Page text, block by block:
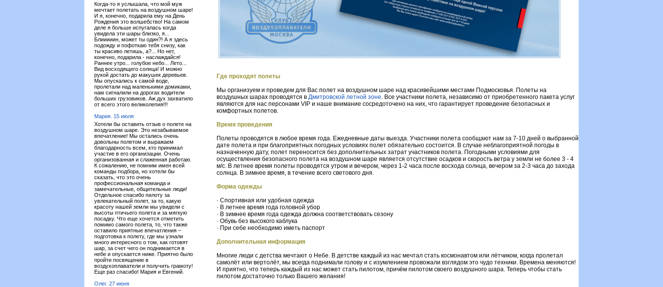
Когда-то я услышала, что мой муж
мечтает полетать на воздушном шаре!
И я, конечно, подарила ему на День
Рождения это волшебство! На самом
деле я больше испугалась когда
увидела эти шары близко, я...
Блииииин, может ты один?! А я здесь
подожду и пофоткаю тебя снизу, как
ты красиво летишь, а?... Но нет,
конечно, подарила - наслаждайся!
Раннее утро... голубое небо... Лето...
Вид восходящего солнца! И можно
рукой достать до макушек деревьев.
Мы опускались к самой воде,
пролетали над маленькими домиками,
нам сигналили на дорогах водители
больших грузовиков. Аж дух захватило
от всего этого великолепия!!!
Мария. 15 июля
Хотели бы оставить отзыв о полете на
воздушном шаре. Это незабываемое
впечатление! Мы остались очень
довольны полетом и выражаем
благодарность всем, кто принимал
участие в его организации. Очень
организованная и слаженная работаю.
К сожалению, не помним имен всей
команды подбора, но хотели бы
сказать, что это очень
профессиональная команда и
замечательные, общительные люди!
Отдельное спасибо пилоту за
увлекательный полет, за то, какую
красоту нашей земли мы увидели с
высоты птичьего полета и за мягкую
посадку. Что еще хочется отметить
помимо самого полета, то, что также
оставило приятные впечатления –
подготовка к полету, где мы узнали
много интересного о том, как готовят
шар, за счет чего он поднимается в
небе и опускается ниже. Приятно было
пройти посвящение в
воздухоплаватели и получить грамоту!
Еще раз спасибо! Мария и Евгений.
Олег. 27 июня
Где проходят полеты
Мы организуем и проведем для Вас полет на воздушном шаре над красивейшими местами Подмосковья. Полеты на
воздушных шарах проводятся в Дмитровской летной зоне. Все участники полета, независимо от приобретенного пакета услуг
являются для нас персонами VIP и наше внимание сосредоточено на них, что гарантирует проведение безопасных и
комфортных полетов.
Время проведения
Полеты проводятся в любое время года. Ежедневные даты выезда. Участники полета сообщают нам за 7-10 дней о выбранной
дате полета и при благоприятных погодных условиях полет обязательно состоится. В случае неблагоприятной погоды в
назначенную дату, полет переносится без дополнительных затрат участников полета. Погодными условиями для
осуществления безопасного полета на воздушном шаре является отсутствие осадков и скорость ветра у земли не более 3 - 4
м/с. В летнее время полеты проводятся утром и вечером, через 1-2 часа после восхода солнца, вечером за 2-3 часа до захода
солнца. В зимнее время, в течение всего светового дня.
Форма одежды
· Спортивная или удобная одежда
· В летнее время года головной убор
· В зимнее время года одежда должна соответствовать сезону
· Обувь без высокого каблука
· При себе необходимо иметь паспорт
Дополнительная информация
Многие люди с детства мечтают о Небе. В детстве каждый из нас мечтал стать космонавтом или лётчиком, когда пролетал
самолёт или вертолёт, мы всегда поднимали голову и с изумлением провожали взглядом это чудо техники. Времена меняются!
И приятно, что теперь каждый из нас может стать пилотом, причём пилотом своего воздушного шара. Теперь чтобы стать
пилотом достаточно только Вашего желания!